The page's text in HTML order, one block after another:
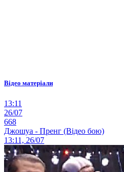
Відео матеріали
13:11
26/07
668
Джошуа - Пренг (Відео бою)
13:11, 26/07